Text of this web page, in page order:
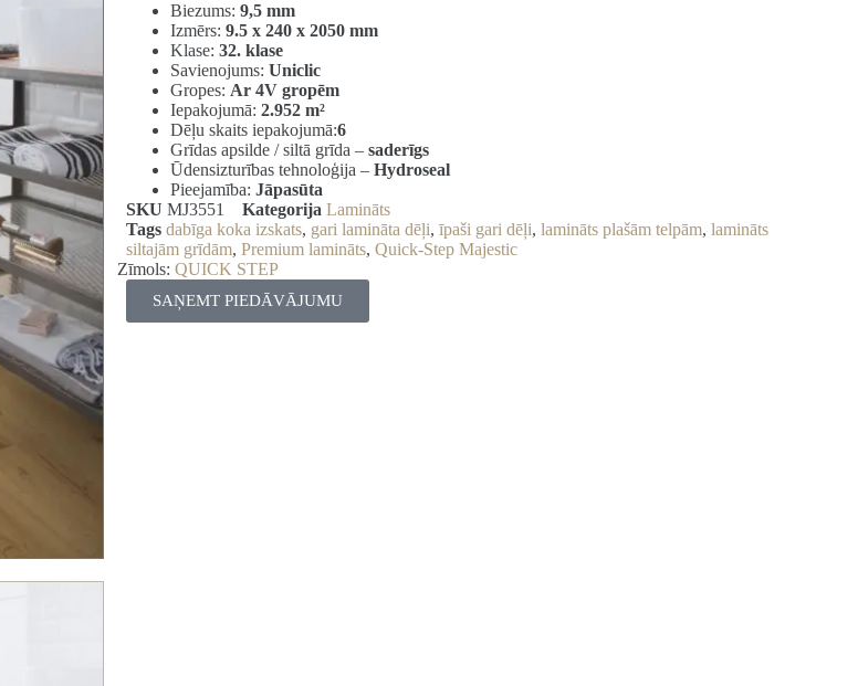
Biezums: 9,5 mm
Izmērs: 9.5 x 240 x 2050 mm
Klase: 32. klase
Savienojums: Uniclic
Gropes: Ar 4V gropēm
Iepakojumā: 2.952 m²
Dēļu skaits iepakojumā:6
Grīdas apsilde / siltā grīda – saderīgs
Ūdensizturības tehnoloģija – Hydroseal
Pieejamība: Jāpasūta
SKU MJ3551 Kategorija Lamināts
Tags dabīga koka izskats, gari lamināta dēļi,īpaši gari dēļi, lamināts plašām telpām, lamināts
siltajām grīdām, Premium lamināts, Quick-Step Majestic
Zīmols: QUICK STEP
SAŅEMT PIEDĀVĀJUMU